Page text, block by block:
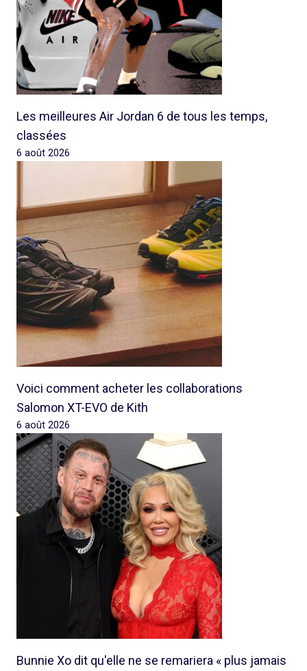
Les meilleures Air Jordan 6 de tous les temps,
classées
6 août 2026
Voici comment acheter les collaborations
Salomon XT-EVO de Kith
6 août 2026
Bunnie Xo dit qu'elle ne se remariera « plus jamais